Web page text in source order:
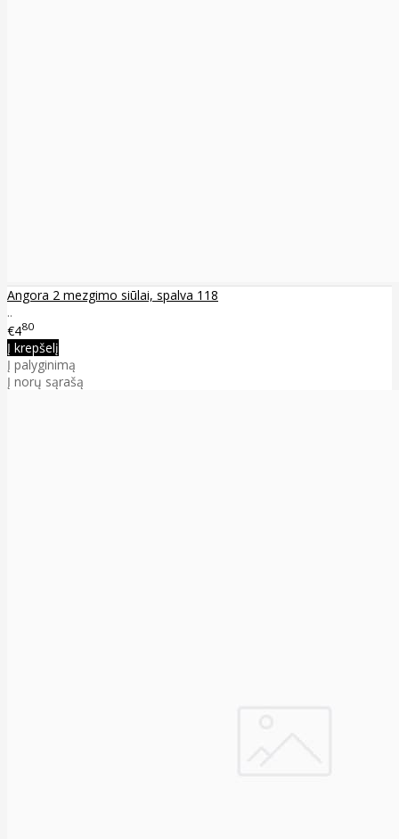
Angora 2 mezgimo siūlai, spalva 118
..
€480
Į krepšelį
Į palyginimą
Į norų sąrašą